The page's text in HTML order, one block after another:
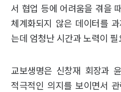
서 협업 등에 어려움을 겪을
체계화되지 않은 데이터를
는데 엄청난 시간과 노력이
교보생명은 신창재 회장과
적극적인 의지를 보이면서